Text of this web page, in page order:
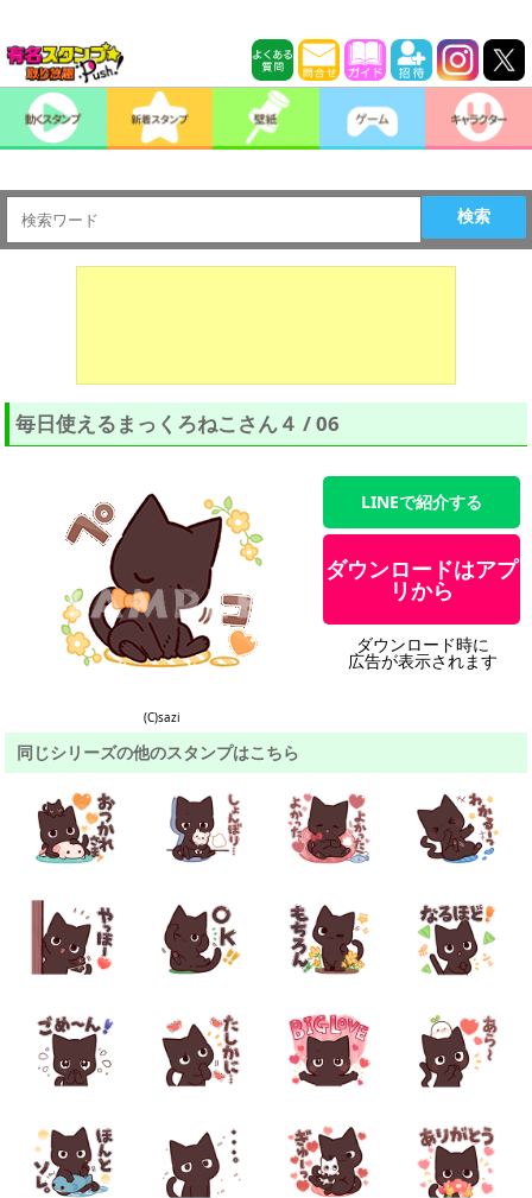
検索
毎日使えるまっくろねこさん４ / 06
(C)sazi
LINEで紹介する
ダウンロードはアプ
リから
ダウンロード時に
広告が表示されます
同じシリーズの他のスタンプはこちら